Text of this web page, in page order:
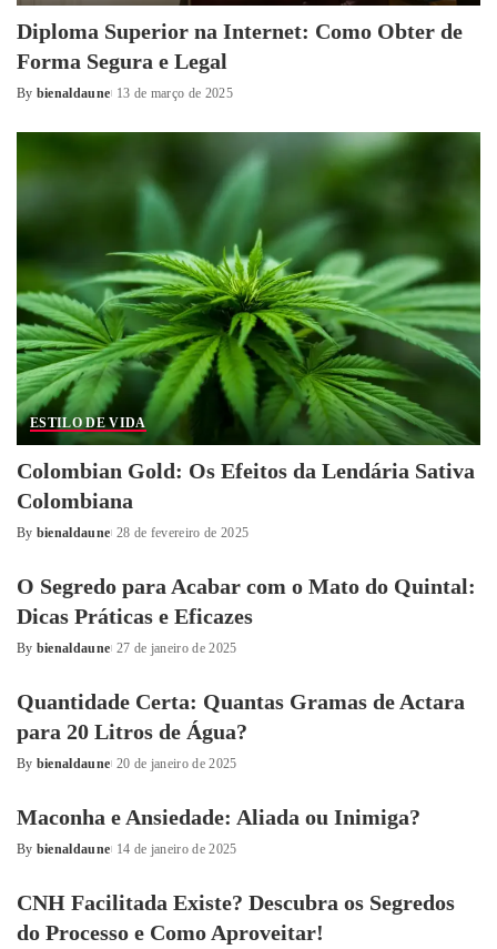
Diploma Superior na Internet: Como Obter de
Forma Segura e Legal
Posted
By bienaldaune 13 de março de 2025
ESTILO DE VIDA
Colombian Gold: Os Efeitos da Lendária Sativa
Colombiana
Posted
By bienaldaune 28 de fevereiro de 2025
O Segredo para Acabar com o Mato do Quintal:
Dicas Práticas e Eficazes
Posted
By bienaldaune 27 de janeiro de 2025
Quantidade Certa: Quantas Gramas de Actara
para 20 Litros de Água?
Posted
By bienaldaune 20 de janeiro de 2025
Maconha e Ansiedade: Aliada ou Inimiga?
Posted
By bienaldaune 14 de janeiro de 2025
CNH Facilitada Existe? Descubra os Segredos
do Processo e Como Aproveitar!